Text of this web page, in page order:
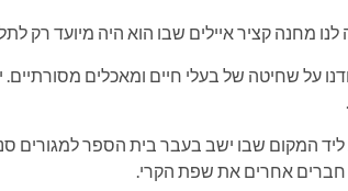
מחנה קציר איילים שבו הוא היה מיועד רק
על שחיטה של ​​בעלי חיים ומאכלים
המקום שבו ישב בעבר בית הספר למגורים
חברים אחרים את שפת הקרי.